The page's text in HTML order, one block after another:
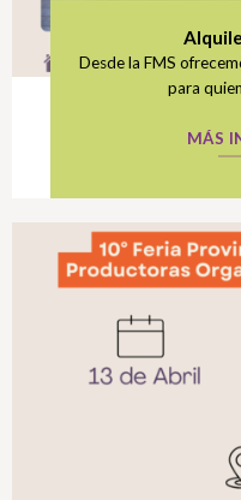
Desde la FMS
para
MÁS